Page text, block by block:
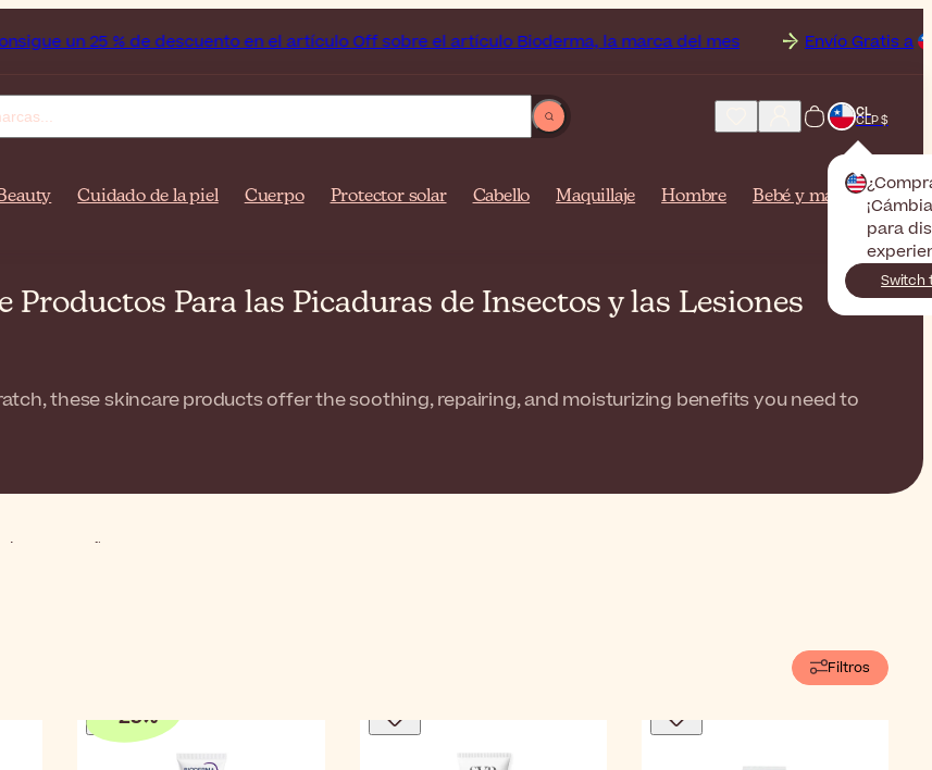
% de descuento en el artículo Off sobre el artículo Bioderma, la marca del mes Envío Gratis a Chile a
CL
CLP $
para
Switch
Cuidado de la piel Cuerpo Protector solar Cabello Maquillaje Hombre Bebé y mamá
Productos Para las Picaduras de Insectos y las Lesiones
these skincare products offer the soothing, repairing, and moisturizing benefits you need to
y arañazos
Filtros
-25%